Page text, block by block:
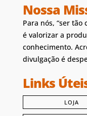
Nossa
Para nós, “ser
é valorizar a
conhecimento.
divulgação é
Links
LOJA